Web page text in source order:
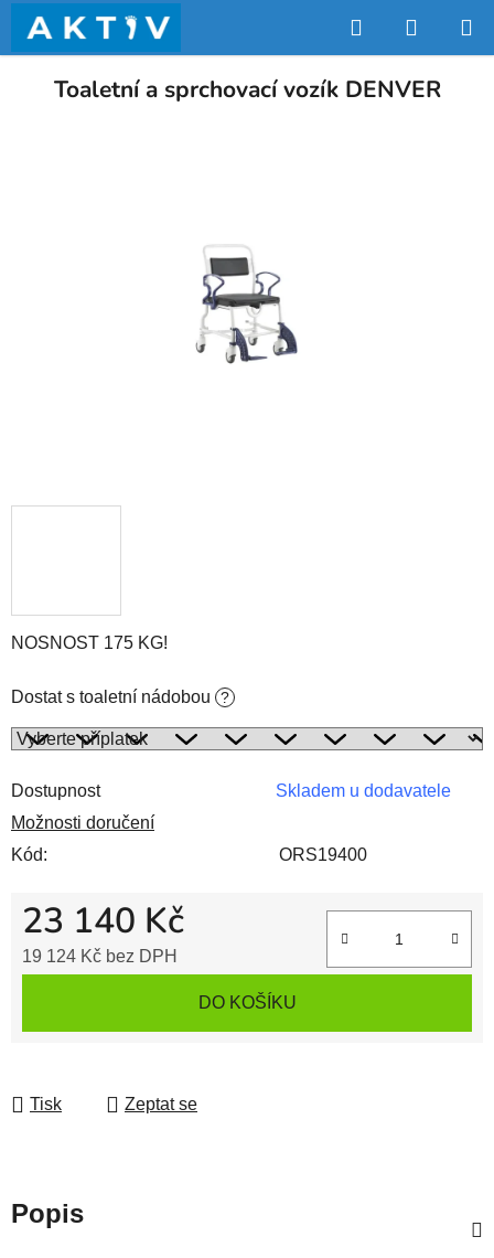
obsah
Hledat
KOŠÍK
NOSNOST 175 KG!
Dostat s toaletní nádobou ?
Dostupnost
Skladem u dodavatele
Možnosti doručení
Kód:
ORS19400
23 140 Kč
19 124 Kč bez DPH
DO KOŠÍKU
Tisk Zeptat se
Toaletní a sprchovací vozík DENVER
Popis